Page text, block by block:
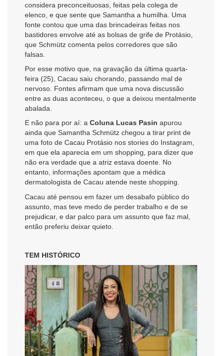
considera preconceituosas, feitas pela colega de
elenco, e que sente que Samantha a humilha. Uma
fonte contou que uma das brincadeiras feitas nos
bastidores envolve até as bolsas de grife de Protásio,
que Schmütz comenta pelos corredores que são
falsas.
Por esse motivo que, na gravação da última quarta-
feira (25), Cacau saiu chorando, passando mal de
nervoso. Fontes afirmam que uma nova discussão
entre as duas aconteceu, o que a deixou mentalmente
abalada.
E não para por aí: a Coluna Lucas Pasin apurou
ainda que Samantha Schmütz chegou a tirar print de
uma foto de Cacau Protásio nos stories do Instagram,
em que ela aparecia em um shopping, para dizer que
não era verdade que a atriz estava doente. No
entanto, informações apontam que a médica
dermatologista de Cacau atende neste shopping.
Cacau até pensou em fazer um desabafo público do
assunto , mas teve medo de perder trabalho e de se
prejudicar, e dar palco para um assunto que faz mal,
então preferiu deixar quieto.
TEM HISTÓRICO